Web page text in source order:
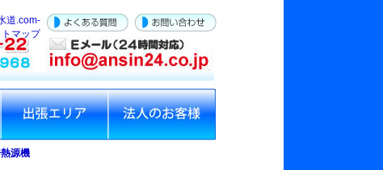
名古屋水道.com‐出張修